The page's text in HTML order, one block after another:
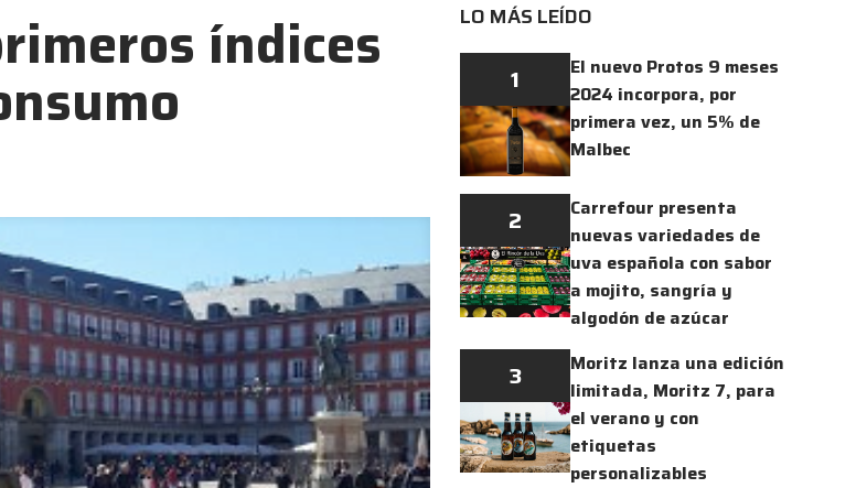
índices LO MÁS LEÍDO
1
El nuevo Protos 9 meses
2024 incorpora, por
primera vez, un 5% de
Malbec
2
Carrefour presenta
nuevas variedades de
uva española con sabor
a mojito, sangría y
algodón de azúcar
3
Moritz lanza una edición
limitada, Moritz 7, para
el verano y con
etiquetas
personalizables